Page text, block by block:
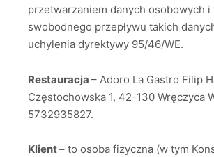
przetwarzaniem danych osobowych i
swobodnego przepływu takich
uchylenia dyrektywy 95/46/WE.
Restauracja – Adoro La Gastro Filip
Częstochowska 1, 42-130 Wręczyca
5732935827.
Klient– to osoba fizyczna (w tym